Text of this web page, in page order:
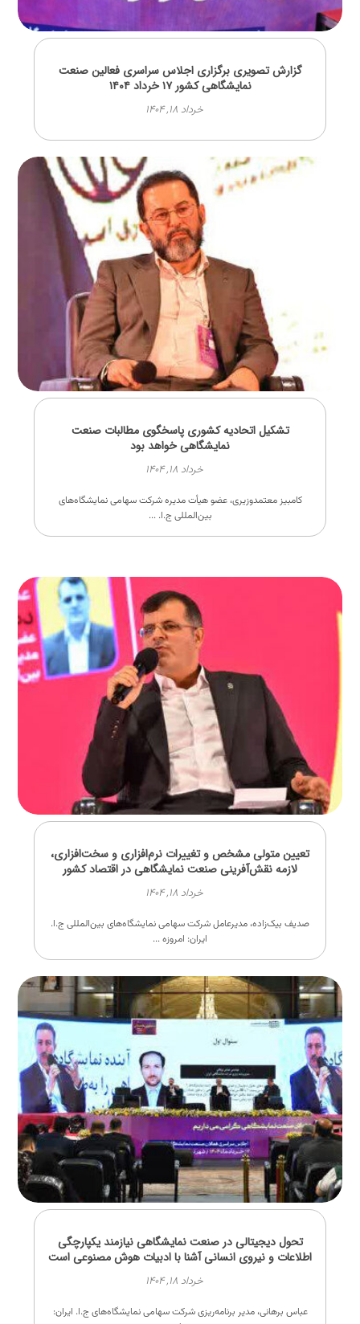
گزارش تصویری برگزاری اجلاس سراسری فعالین صنعت
نمایشگاهی کشور ۱۷ خرداد ۱۴۰۴
خرداد ۱۸, ۱۴۰۴
تشکیل اتحادیه کشوری پاسخگوی مطالبات صنعت
نمایشگاهی خواهد بود
خرداد ۱۸, ۱۴۰۴
کامبیز معتمدوزیری، عضو هیأت مدیره شرکت سهامی نمایشگاه‌های
بین‌المللی ج.ا. ...
تعیین متولی مشخص و تغییرات نرم‌افزاری و سخت‌افزاری،
لازمه نقش‌آفرینی صنعت نمایشگاهی در اقتصاد کشور
خرداد ۱۸, ۱۴۰۴
صدیف بیک‌زاده، مدیرعامل شرکت سهامی نمایشگاه‌های بین‌المللی ج.ا.
ایران: امروزه ...
تحول دیجیتالی در صنعت نمایشگاهی نیازمند یکپارچگی
اطلاعات و نیروی انسانی آشنا با ادبیات هوش مصنوعی است
خرداد ۱۸, ۱۴۰۴
عباس برهانی، مدیر برنامه‌ریزی شرکت سهامی نمایشگاه‌های ج.ا. ایران: